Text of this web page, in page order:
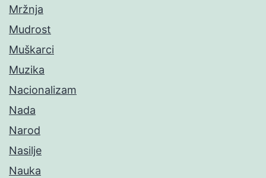
Mržnja
Mudrost
Muškarci
Muzika
Nacionalizam
Nada
Narod
Nasilje
Nauka